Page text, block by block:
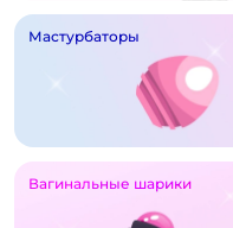
Мастурбаторы
Вагинальные шарики